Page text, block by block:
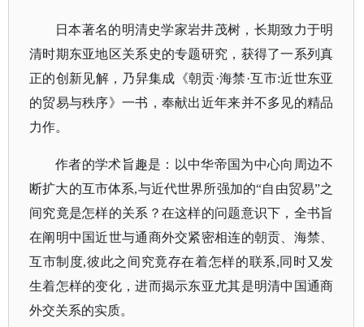
日本著名的明清史学家岩井茂树，长期致力于明
清时期东亚地区关系史的专题研究，获得了一系列真
正的创新见解，乃舁集成《朝贡·海禁·互市:近世东亚
的贸易与秩序》一书，奉献出近年来并不多见的精品
力作。
作者的学术旨趣是：以中华帝国为中心向周边不
断扩大的互市体系,与近代世界所强加的“自由贸易”之
间究竟是怎样的关系？在这样的问题意识下，全书旨
在阐明中国近世与通商外交紧密相连的朝贡、海禁、
互市制度,彼此之间究竟存在着怎样的联系,同时又发
生着怎样的变化，进而揭示东亚尤其是明清中国通商
外交关系的实质。